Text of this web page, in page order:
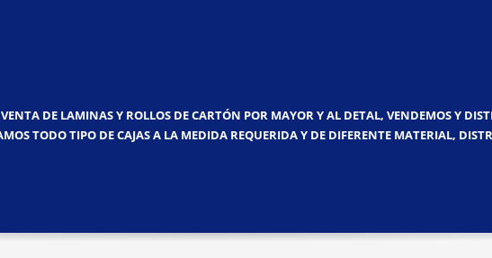
DE LAMINAS Y ROLLOS DE CARTÓN POR MAYOR Y AL DETAL, VENDEMOS Y
TODO TIPO DE CAJAS A LA MEDIDA REQUERIDA Y DE DIFERENTE MATERIAL,